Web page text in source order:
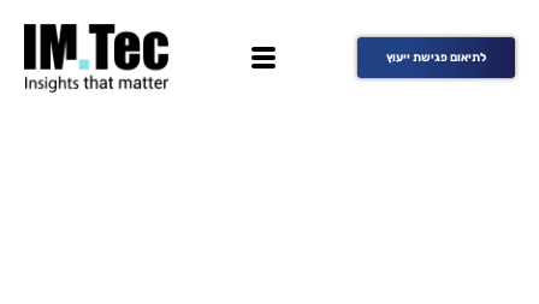
לתיאום פגישת ייעוץ